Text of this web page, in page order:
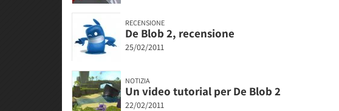
RECENSIONE
De Blob 2, recensione
25/02/2011
NOTIZIA
Un video tutorial per De Blob 2
22/02/2011